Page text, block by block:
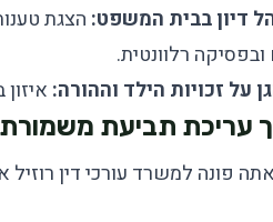
דיון בבית המשפט: הצגת
רלוונטית.
על זכויות הילד וההורה:
עריכת תביעת משמורת
פונה למשרד עורכי דין רוזיל